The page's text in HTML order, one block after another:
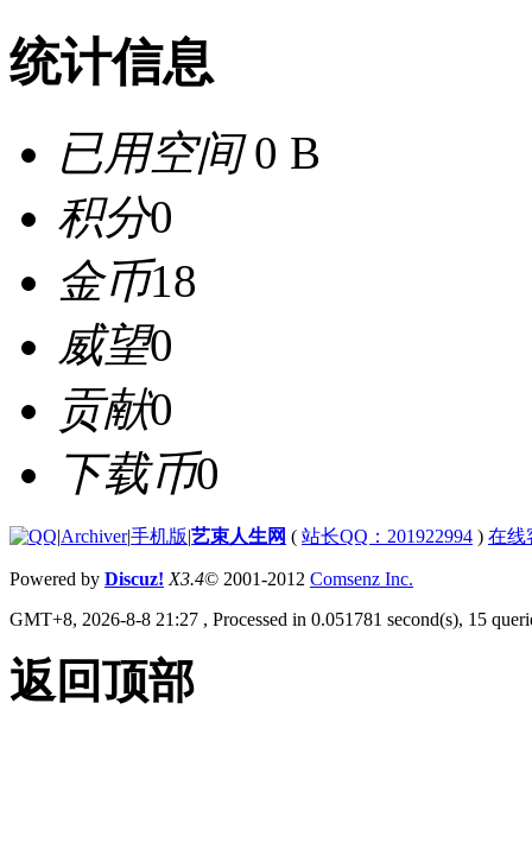
统计信息
已用空间0 B
积分0
金币18
威望0
贡献0
下载币0
|Archiver|手机版|艺束人生网 ( 站长QQ：201922994 ) 在线
Powered by Discuz! X3.4© 2001-2012 Comsenz Inc.
GMT+8, 2026-8-8 21:27 , Processed in 0.051781 second(s), 15
返回顶部